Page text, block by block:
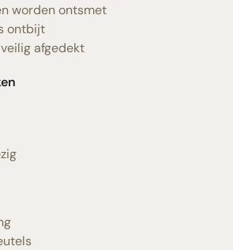
worden ontsmet
ontbijt
afgedekt